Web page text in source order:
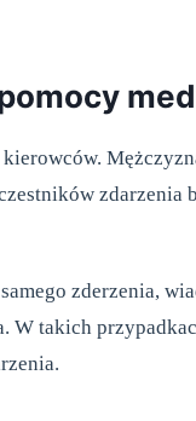
zdarzenia
zderzenia,
W takich